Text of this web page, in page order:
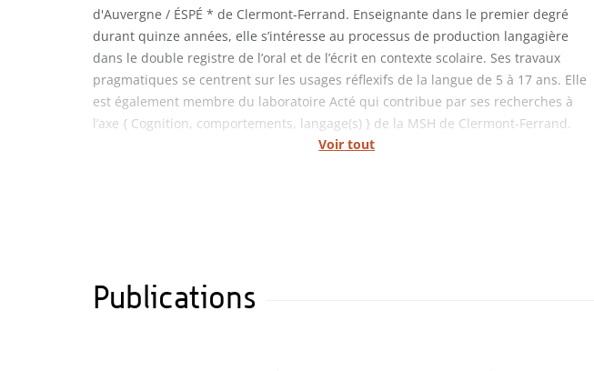
Voir tout
d'Auvergne / ÉSPÉ * de Clermont-Ferrand. Enseignante dans le premier degré
durant quinze années, elle s’intéresse au processus de production langagière
dans le double registre de l’oral et de l’écrit en contexte scolaire. Ses travaux
pragmatiques se centrent sur les usages réflexifs de la langue de 5 à 17 ans. Elle
est également membre du laboratoire Acté qui contribue par ses recherches à
l’axe { Cognition, comportements, langage(s) } de la MSH de Clermont-Ferrand.
Publications